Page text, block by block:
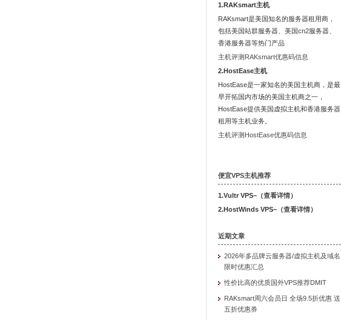
1.RAKsmart主机
RAKsmart是美国知名的服务器租用商，
包括美国站群服务器、美国cn2服务器、
香港服务器等热门产品
主机评测RAKsmart优惠码信息
2.HostEase主机
HostEase是一家知名的美国主机商，是最
早开拓国内市场的美国主机商之一，
HostEase提供美国虚拟主机和香港服务器
租用等主机业务。
主机评测HostEase优惠码信息
便宜VPS主机推荐
1.Vultr VPS–（查看详情）
2.HostWinds VPS–（查看详情）
近期文章
2026年多品牌云服务器/虚拟主机及域名
限时优惠汇总
性价比高的优质国外VPS推荐DMIT
RAKsmart周六会员日 全场9.5折优惠 送
五折优惠券